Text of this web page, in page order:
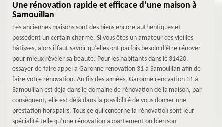
Une rénovation rapide et efficace d’une maison à
Samouillan
Les anciennes maisons sont des biens encore authentiques et
possèdent un certain charme. Si vous êtes un amateur des vieilles
bâtisses, alors il faut savoir qu’elles ont parfois besoin d’être rénover
pour mieux révéler sa beauté. Pour les habitants dans le 31420,
essayer de faire appel à Garonne renovation 31 à Samouillan afin de
faire votre rénovation. Au fils des années, Garonne renovation 31 à
Samouillan est déjà dans le domaine de rénovation de la maison, par
conséquent, elle est déjà dans la possibilité de vous donner une
prestation hors pairs. Tous ce qui concerne la rénovation sont leur
spécialité telle qu’une rénovation appartement ou bien son